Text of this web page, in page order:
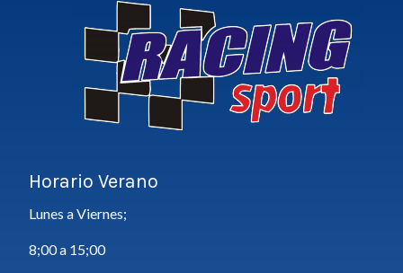
Horario Verano
Lunes a Viernes;
8;00 a 15;00